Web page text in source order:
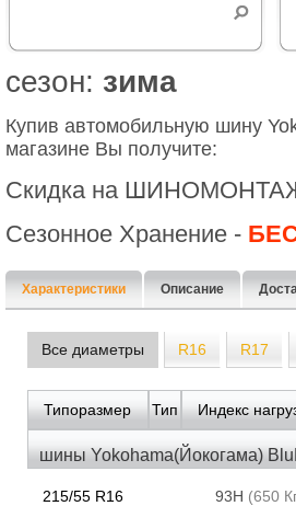
cезон: зима
Купив автомобильную шину
магазине Вы получите:
Скидка на
Сезонное Хранение -
Характеристики Описание
Все диаметры R16 R17
Типоразмер Тип Индекс
шины Yokohama(Йокогама)
215/55 R16 93H (650